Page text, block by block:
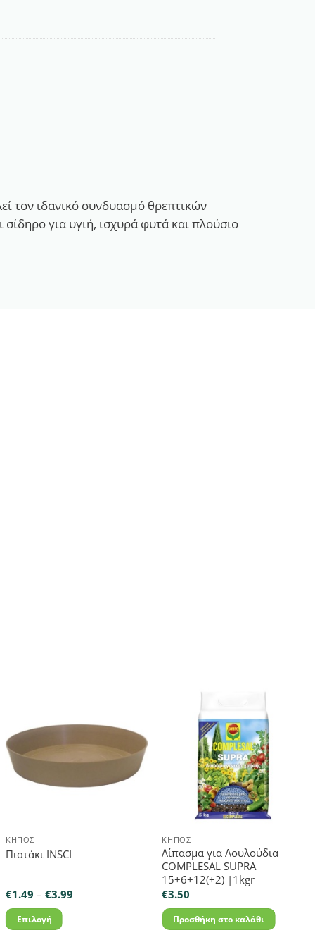
τον ιδανικό συνδυασμό θρεπτικών
για υγιή, ισχυρά φυτά και πλούσιο
ΚΉΠΟΣ
Πιατάκι INSCI
€1.49 – €3.99
Επιλογή
ΚΉΠΟΣ
Λίπασμα για Λουλούδια
COMPLESAL SUPRA
15+6+12(+2) |1kgr
€3.50
Προσθήκη στο καλάθι